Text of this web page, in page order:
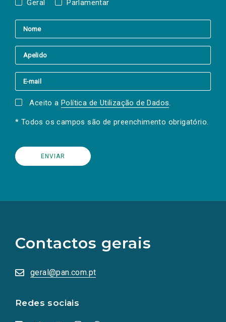
Geral Parlamentar
Aceito a Política de Utilização de Dados.
* Todos os campos são de preenchimento obrigatório.
Contactos gerais
geral@pan.com.pt
Redes sociais
redes
sociais
numa
nova